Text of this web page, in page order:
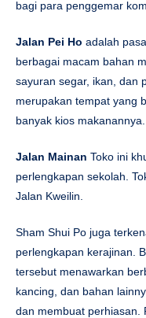
bagi para penggemar
Jalan Pei Ho adalah
berbagai macam bahan
sayuran segar, ikan, dan
merupakan tempat yang
banyak kios makanannya.
Jalan Mainan Toko ini
perlengkapan sekolah.
Jalan Kweilin.
Sham Shui Po juga
perlengkapan kerajinan.
tersebut menawarkan
kancing, dan bahan
dan membuat perhiasan.